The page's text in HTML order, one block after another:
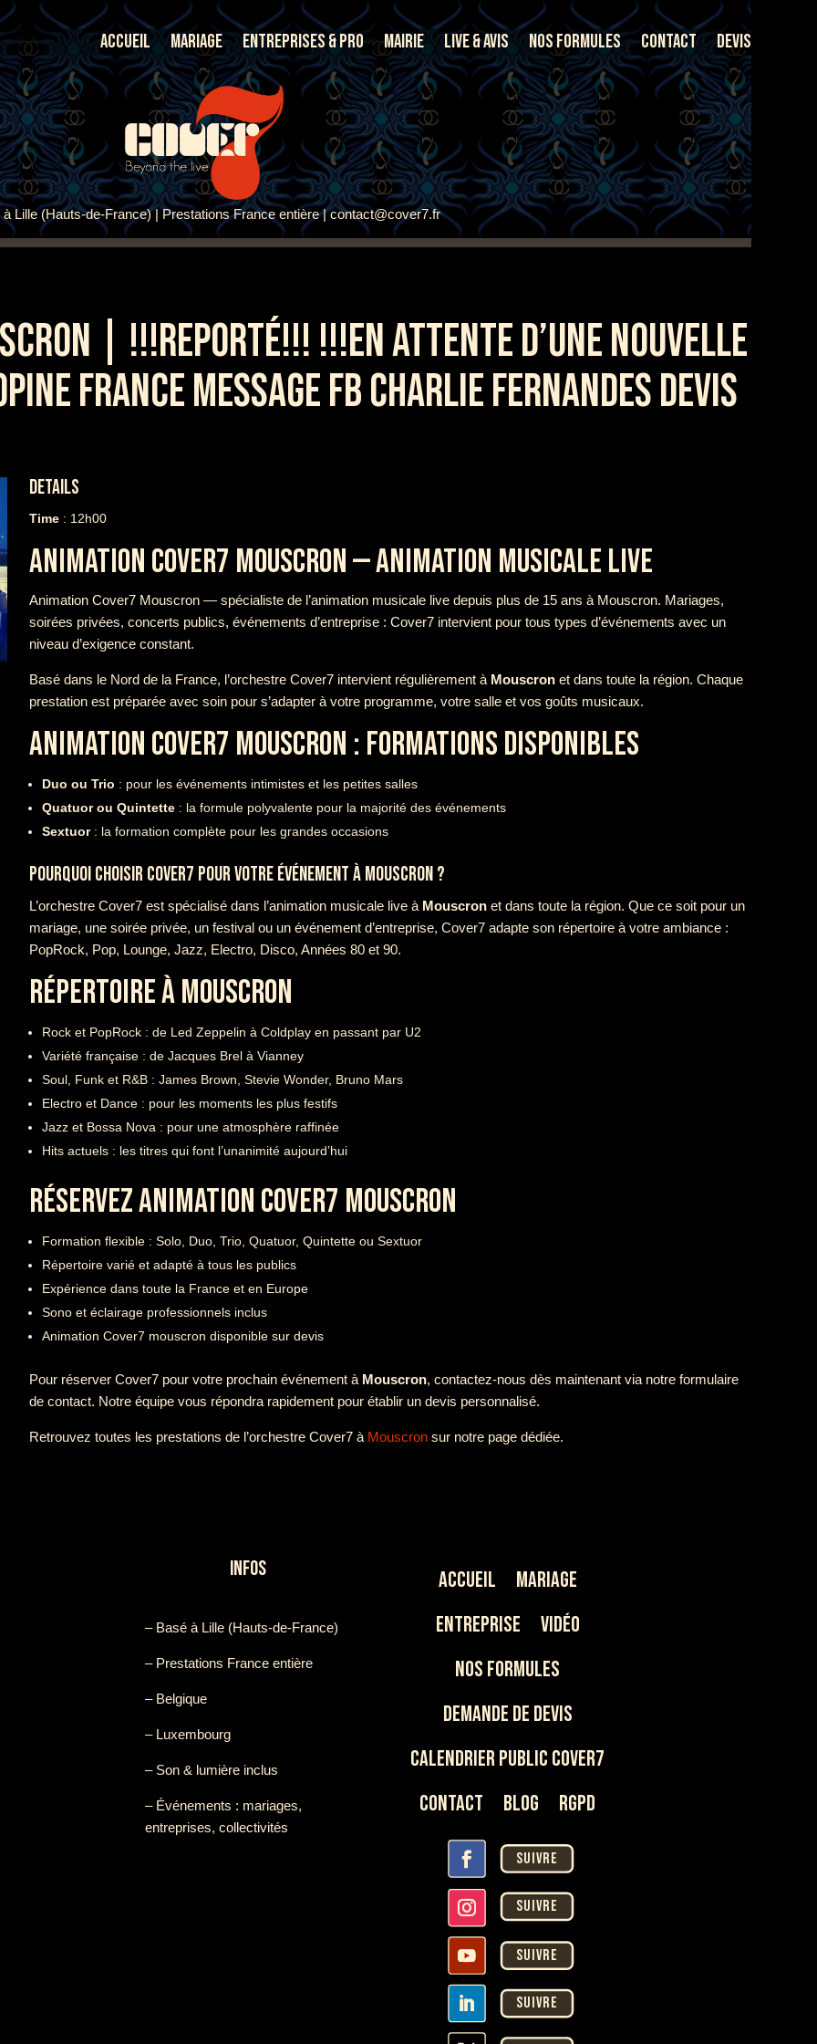
Accueil Mariage Entreprises & Pro Mairie Live & Avis Nos Formules Contact Devis
Lille (Hauts-de-France) | Prestations France entière | contact@cover7.fr
| !!!REPORTÉ!!! !!!EN ATTENTE D’UNE NOUVELLE
FRANCE MESSAGE FB CHARLIE FERNANDES DEVIS
DETAILS
Time : 12h00
ANIMATION COVER7 MOUSCRON — ANIMATION MUSICALE LIVE
Animation Cover7 Mouscron — spécialiste de l’animation musicale live depuis plus de 15 ans à Mouscron. Mariages,
soirées privées, concerts publics, événements d’entreprise : Cover7 intervient pour tous types d’événements avec un
niveau d’exigence constant.
Basé dans le Nord de la France, l’orchestre Cover7 intervient régulièrement à Mouscron et dans toute la région. Chaque
prestation est préparée avec soin pour s’adapter à votre programme, votre salle et vos goûts musicaux.
ANIMATION COVER7 MOUSCRON : FORMATIONS DISPONIBLES
Duo ou Trio : pour les événements intimistes et les petites salles
Quatuor ou Quintette : la formule polyvalente pour la majorité des événements
Sextuor: la formation complète pour les grandes occasions
POURQUOI CHOISIR COVER7 POUR VOTRE ÉVÉNEMENT À MOUSCRON ?
L’orchestre Cover7 est spécialisé dans l’animation musicale live à Mouscron et dans toute la région. Que ce soit pour un
mariage, une soirée privée, un festival ou un événement d’entreprise, Cover7 adapte son répertoire à votre ambiance :
PopRock, Pop, Lounge, Jazz, Electro, Disco, Années 80 et 90.
RÉPERTOIRE À MOUSCRON
Rock et PopRock : de Led Zeppelin à Coldplay en passant par U2
Variété française : de Jacques Brel à Vianney
Soul, Funk et R&B : James Brown, Stevie Wonder, Bruno Mars
Electro et Dance : pour les moments les plus festifs
Jazz et Bossa Nova : pour une atmosphère raffinée
Hits actuels : les titres qui font l’unanimité aujourd’hui
RÉSERVEZ ANIMATION COVER7 MOUSCRON
Formation flexible : Solo, Duo, Trio, Quatuor, Quintette ou Sextuor
Répertoire varié et adapté à tous les publics
Expérience dans toute la France et en Europe
Sono et éclairage professionnels inclus
Animation Cover7 mouscron disponible sur devis
Pour réserver Cover7 pour votre prochain événement à Mouscron, contactez-nous dès maintenant via notre formulaire
de contact. Notre équipe vous répondra rapidement pour établir un devis personnalisé.
Retrouvez toutes les prestations de l’orchestre Cover7 à Mouscron sur notre page dédiée.
INFOS
– Basé à Lille (Hauts-de-France)
– Prestations France entière
– Belgique
– Luxembourg
– Son & lumière inclus
– Événements : mariages,
entreprises, collectivités
Accueil
Mariage
Entreprise
Vidéo
Nos Formules
Demande de devis
Calendrier Public Cover7
Contact
Blog rgpd
Suivre
Suivre
Suivre
Suivre